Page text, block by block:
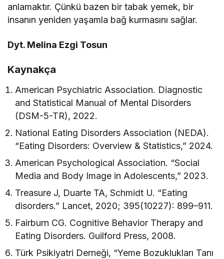
anlamaktır. Çünkü bazen bir tabak yemek, bir
insanın yeniden yaşamla bağ kurmasını sağlar.
Dyt. Melina Ezgi Tosun
Kaynakça
American Psychiatric Association. Diagnostic
and Statistical Manual of Mental Disorders
(DSM-5-TR), 2022.
National Eating Disorders Association (NEDA).
“Eating Disorders: Overview & Statistics,” 2024.
American Psychological Association. “Social
Media and Body Image in Adolescents,” 2023.
Treasure J, Duarte TA, Schmidt U. “Eating
disorders.” Lancet, 2020; 395(10227): 899–911.
Fairburn CG. Cognitive Behavior Therapy and
Eating Disorders. Guilford Press, 2008.
Türk Psikiyatri Derneği, “Yeme Bozuklukları Tanı